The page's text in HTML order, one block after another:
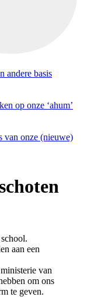
andere basis
op onze ‘ahum’
van onze (nieuwe)
aan een
van
om ons
te geven.